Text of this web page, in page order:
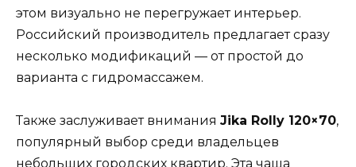
этом визуально не перегружает интерьер.
Российский производитель предлагает сразу
несколько модификаций — от простой до
варианта с гидромассажем.
Также заслуживает внимания Jika Rolly 120×70,
популярный выбор среди владельцев
небольших городских квартир. Эта чаша